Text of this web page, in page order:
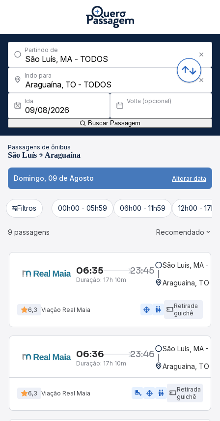
Partindo de
Indo para
Ida Volta (opcional)
Buscar Passagem
Passagens de ônibus
São Luís Araguaína
Domingo, 09 de Agosto Alterar data
Filtros 00h00 - 05h59 06h00 - 11h59 12h00 -
9 passagens Recomendado
06:35 23:45
Duração: 17h 10m
São Luís, MA -
Araguaína, TO
6,3 Viação Real Maia ac_unit wc
Retirada
guichê
06:36 23:46
Duração: 17h 10m
São Luís, MA -
Araguaína, TO
6,3 Viação Real Maia airline_seat_legroom_extra ac_unit wc
Retirada
guichê